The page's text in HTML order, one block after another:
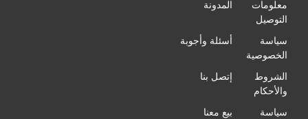
معلومات
التوصيل
المدونة
سياسة
الخصوصية
أسئلة وأجوبة
الشروط
والأحكام
إتصل بنا
سياسة بيع معنا